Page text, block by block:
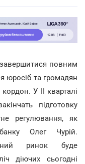
повним
юросіб та громадян
У II кварталі
підготовку
регулювання, як
Олег Чурій.
ринок буде
діючих сьогодні